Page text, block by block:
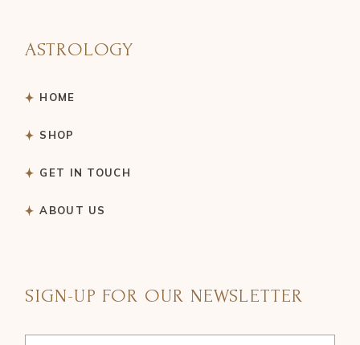
ASTROLOGY
HOME
SHOP
GET IN TOUCH
ABOUT US
SIGN-UP FOR OUR NEWSLETTER